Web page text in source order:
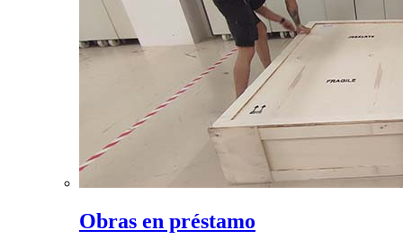
Obras en préstamo